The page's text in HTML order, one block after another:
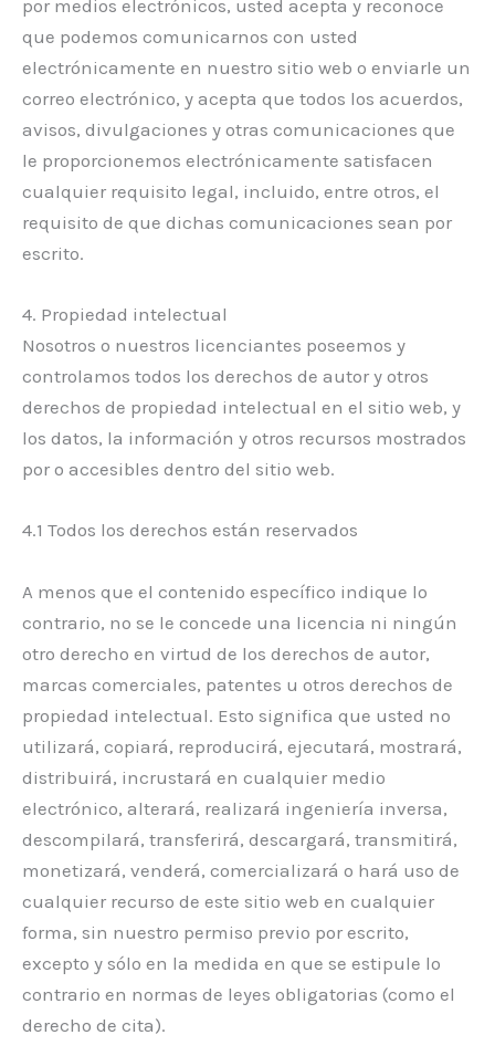
por medios electrónicos, usted acepta y reconoce
que podemos comunicarnos con usted
electrónicamente en nuestro sitio web o enviarle un
correo electrónico, y acepta que todos los acuerdos,
avisos, divulgaciones y otras comunicaciones que
le proporcionemos electrónicamente satisfacen
cualquier requisito legal, incluido, entre otros, el
requisito de que dichas comunicaciones sean por
escrito.
4. Propiedad intelectual
Nosotros o nuestros licenciantes poseemos y
controlamos todos los derechos de autor y otros
derechos de propiedad intelectual en el sitio web, y
los datos, la información y otros recursos mostrados
por o accesibles dentro del sitio web.
4.1 Todos los derechos están reservados
A menos que el contenido específico indique lo
contrario, no se le concede una licencia ni ningún
otro derecho en virtud de los derechos de autor,
marcas comerciales, patentes u otros derechos de
propiedad intelectual. Esto significa que usted no
utilizará, copiará, reproducirá, ejecutará, mostrará,
distribuirá, incrustará en cualquier medio
electrónico, alterará, realizará ingeniería inversa,
descompilará, transferirá, descargará, transmitirá,
monetizará, venderá, comercializará o hará uso de
cualquier recurso de este sitio web en cualquier
forma, sin nuestro permiso previo por escrito,
excepto y sólo en la medida en que se estipule lo
contrario en normas de leyes obligatorias (como el
derecho de cita).